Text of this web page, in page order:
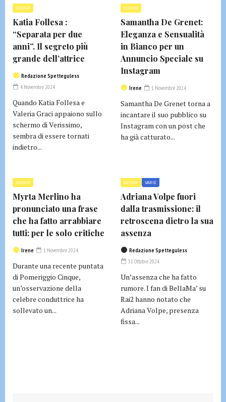
GOSSIP
Katia Follesa :
“Separata per due
anni”. Il segreto più
grande dell’attrice
Redazione Spetteguless
4 Novembre 2024
Quando Katia Follesa e
Valeria Graci appaiono sullo
schermo di Verissimo,
sembra di essere tornati
indietro...
GOSSIP
Samantha De Grenet:
Eleganza e Sensualità
in Bianco per un
Annuncio Speciale su
Instagram
Irene 1 Novembre 2024
Samantha De Grenet torna a
incantare il suo pubblico su
Instagram con un post che
ha già catturato...
GOSSIP
Myrta Merlino ha
pronunciato una frase
che ha fatto arrabbiare
tutti: per le solo critiche
Irene 1 Novembre 2024
Durante una recente puntata
di Pomeriggio Cinque,
un’osservazione della
celebre conduttrice ha
sollevato un...
GOSSIP VARIE
Adriana Volpe fuori
dalla trasmissione: il
retroscena dietro la sua
assenza
Redazione Spetteguless
31 Ottobre 2024
Un’assenza che ha fatto
rumore. I fan di BellaMa’ su
Rai2 hanno notato che
Adriana Volpe, presenza
fissa...